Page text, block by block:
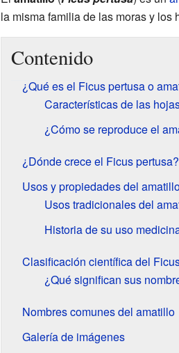
la misma familia de las moras y los
Contenido
¿Qué es el Ficus pertusa o
Características de las
¿Cómo se reproduce el
¿Dónde crece el Ficus pertusa?
Usos y propiedades del
Usos tradicionales del
Historia de su uso
Clasificación científica del
¿Qué significan sus
Nombres comunes del amatillo
Galería de imágenes